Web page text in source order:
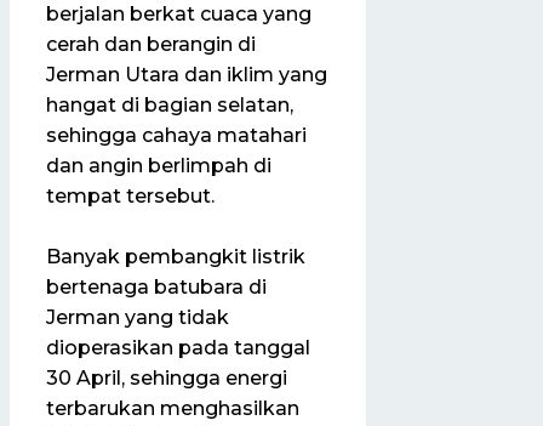
berjalan berkat cuaca yang
cerah dan berangin di
Jerman Utara dan iklim yang
hangat di bagian selatan,
sehingga cahaya matahari
dan angin berlimpah di
tempat tersebut.
Banyak pembangkit listrik
bertenaga batubara di
Jerman yang tidak
dioperasikan pada tanggal
30 April, sehingga energi
terbarukan menghasilkan